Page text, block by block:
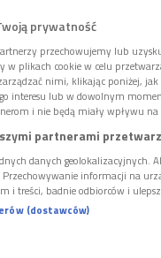
Nie
studiów
licencjacie.
prywatność
przechowujemy lub
w plikach cookie w celu
nimi, klikając poniżej,
interesu lub w dowolnym
i nie będą miały wpływu na
partnerami
danych geolokalizacyjnych.
informacji na
i treści, badnie odbiorców i
(dostawców)